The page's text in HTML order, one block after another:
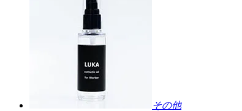
その他